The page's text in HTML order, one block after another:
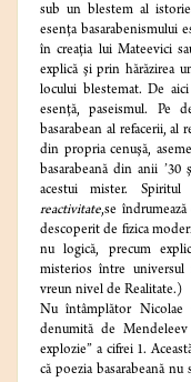
sub un blestem al
esenţa basarabenismului
în creaţia lui Mateevici
explică şi prin hărăzirea
locului blestemat. De
esenţă, paseismul. Pe
basarabean al refacerii, al
din propria cenuşă,
basarabeană din anii ’30
acestui mister. Spiritul
reactivitate,se
descoperit de fizica
nu logică, precum
misterios între
vreun nivel de Realitate.)
Nu întâmplător Nicolae
denumită de
explozie” a cifrei 1.
că poezia basarabeană